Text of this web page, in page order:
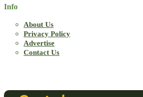
Info
About Us
Privacy Policy
Advertise
Contact Us